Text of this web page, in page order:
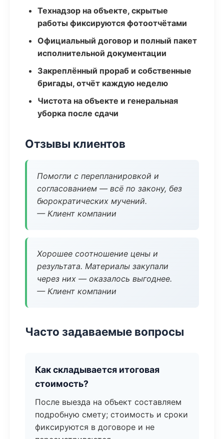
Технадзор на объекте, скрытые
работы фиксируются фотоотчётами
Официальный договор и полный пакет
исполнительной документации
Закреплённый прораб и собственные
бригады, отчёт каждую неделю
Чистота на объекте и генеральная
уборка после сдачи
Отзывы клиентов
Помогли с перепланировкой и
согласованием — всё по закону, без
бюрократических мучений.
— Клиент компании
Хорошее соотношение цены и
результата. Материалы закупали
через них — оказалось выгоднее.
— Клиент компании
Часто задаваемые вопросы
Как складывается итоговая
стоимость?
После выезда на объект составляем
подробную смету; стоимость и сроки
фиксируются в договоре и не